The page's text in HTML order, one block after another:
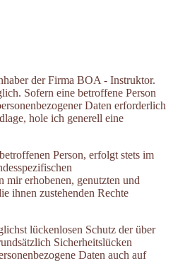
der Firma BOA - Instruktor.
Sofern eine betroffene Person
Daten erforderlich
hole ich generell eine
Person, erfolgt stets im
erhobenen, genutzten und
ihnen zustehenden Rechte
lückenlosen Schutz der über
Sicherheitslücken
Daten auch auf